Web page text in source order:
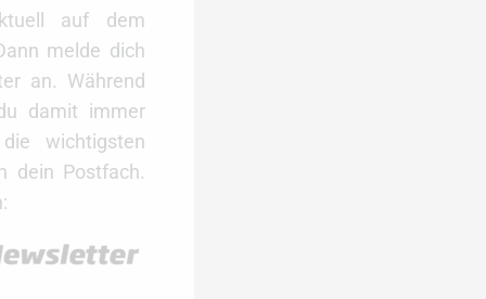
auf dem
melde dich
an. Während
damit immer
wichtigsten
dein Postfach.